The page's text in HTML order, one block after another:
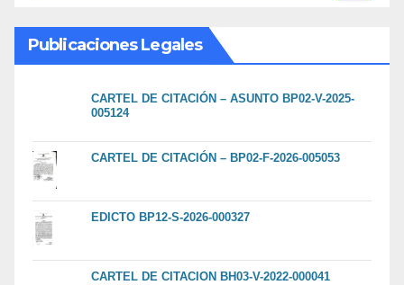
Publicaciones Legales
CARTEL DE CITACIÓN – ASUNTO BP02-V-2025-
005124
CARTEL DE CITACIÓN – BP02-F-2026-005053
EDICTO BP12-S-2026-000327
CARTEL DE CITACION BH03-V-2022-000041